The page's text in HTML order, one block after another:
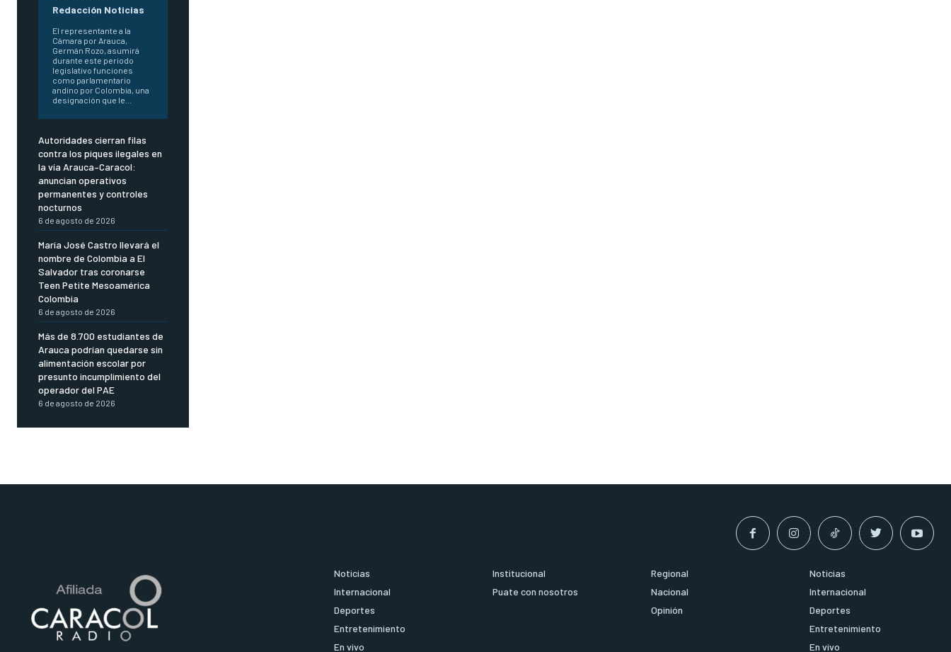
Redacción Noticias
El representante a la
Cámara por Arauca,
Germán Rozo, asumirá
durante este periodo
legislativo funciones
como parlamentario
andino por Colombia, una
designación que le...
Autoridades cierran filas
contra los piques ilegales en
la vía Arauca–Caracol:
anuncian operativos
permanentes y controles
nocturnos
6 de agosto de 2026
María José Castro llevará el
nombre de Colombia a El
Salvador tras coronarse
Teen Petite Mesoamérica
Colombia
6 de agosto de 2026
Más de 8.700 estudiantes de
Arauca podrían quedarse sin
alimentación escolar por
presunto incumplimiento del
operador del PAE
6 de agosto de 2026
Noticias
Internacional
Deportes
Entretenimiento
En vivo
Institucional
Puate con nosotros
Regional
Nacional
Opinión
Noticias
Internacional
Deportes
Entretenimiento
En vivo